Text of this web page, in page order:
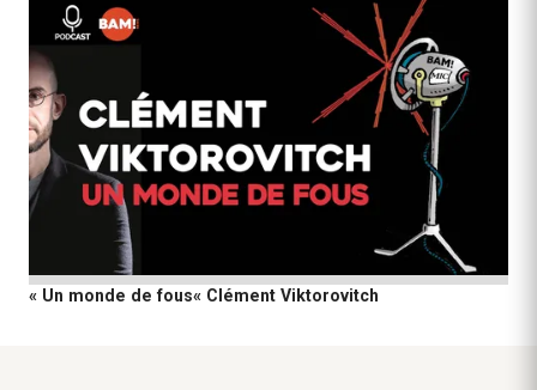
« Un monde de fous« Clément Viktorovitch